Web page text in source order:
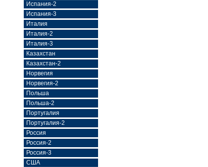
Испания-2
Испания-3
Италия
Италия-2
Италия-3
Казахстан
Казахстан-2
Норвегия
Норвегия-2
Польша
Польша-2
Португалия
Португалия-2
Россия
Россия-2
Россия-3
США